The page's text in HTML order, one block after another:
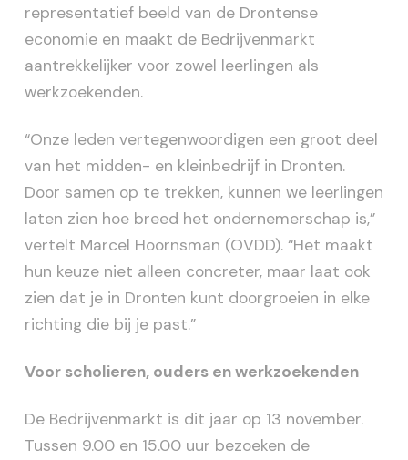
representatief beeld van de Drontense
economie en maakt de Bedrijvenmarkt
aantrekkelijker voor zowel leerlingen als
werkzoekenden.
“Onze leden vertegenwoordigen een groot deel
van het midden- en kleinbedrijf in Dronten.
Door samen op te trekken, kunnen we leerlingen
laten zien hoe breed het ondernemerschap is,”
vertelt Marcel Hoornsman (OVDD). “Het maakt
hun keuze niet alleen concreter, maar laat ook
zien dat je in Dronten kunt doorgroeien in elke
richting die bij je past.”
Voor scholieren, ouders en werkzoekenden
De Bedrijvenmarkt is dit jaar op 13 november.
Tussen 9.00 en 15.00 uur bezoeken de